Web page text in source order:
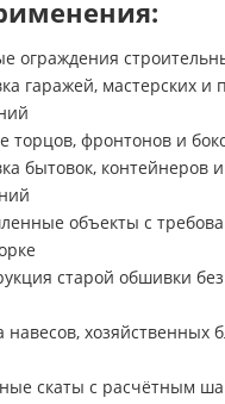
ограждения
гаражей, мастерских и
торцов, фронтонов и
бытовок, контейнеров
объекты с
старой обшивки
хозяйственных
скаты с расчётным